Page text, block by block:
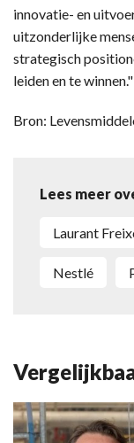
innovatie- en
uitzonderlijke
strategisch
leiden en te winnen."
Bron:
Lees meer
Laurant
Nestlé